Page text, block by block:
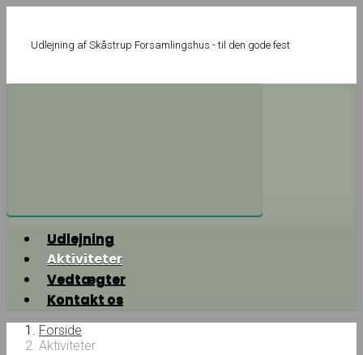
mainUdlejning af Skåstrup Forsamlingshus - til den gode fest
Udlejning
Aktiviteter
Vedtægter
Kontakt os
Forside
Aktiviteter